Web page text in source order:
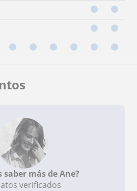
saber más de Ane?
verificados